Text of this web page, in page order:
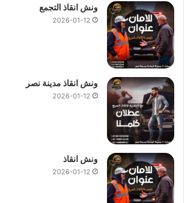
ونش انقاذ التجمع
2026-01-12
ونش انقاذ مدينة نصر
2026-01-12
ونش انقاذ
2026-01-12